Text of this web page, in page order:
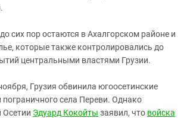
сих пор остаются в Ахалгорском районе и
которые также контролировались до
центральными властями Грузии.
Грузия обвинила югоосетинские
села Переви. Однако
Эдуард Кокойты заявил, что войска